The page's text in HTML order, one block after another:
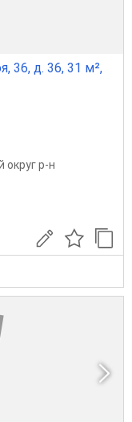
36, д. 36, 31 м²,
округ р-н